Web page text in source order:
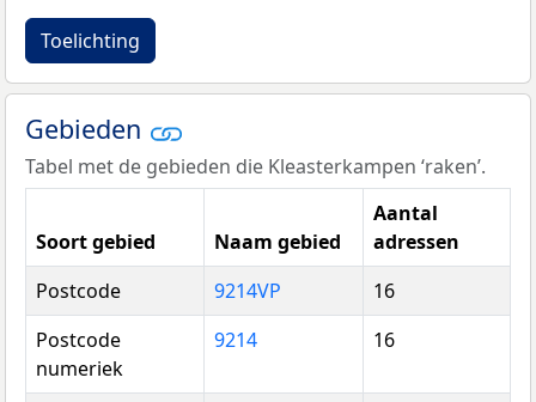
Toelichting
Gebieden
Tabel met de gebieden die Kleasterkampen ‘raken’.
Soort gebied Naam gebied
Aantal
adressen
Postcode
9214VP
16
Postcode
numeriek
9214 16